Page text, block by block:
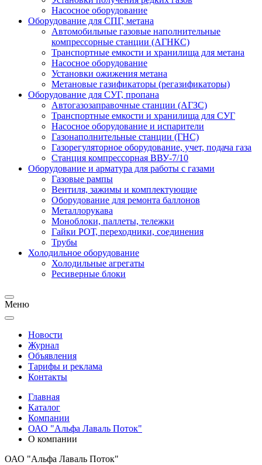
Насосное оборудование
Оборудование для СПГ, метана
Автомобильные газовые наполнительные
компрессорные станции (АГНКС)
Транспортные емкости и хранилища для метана
Насосное оборудование
Установки ожижения метана
Метановые газификаторы (регазификаторы)
Оборудование для СУГ, пропана
Автогазозаправочные станции (АГЗС)
Транспортные емкости и хранилища для СУГ
Насосное оборудование и испарители
Газонаполнительные станции (ГНС)
Газорегуляторное оборудование, учет, подача газа
Станция компрессорная ВВУ-7/10
Оборудование и арматура для работы с газами
Газовые рампы
Вентиля, зажимы и комплектующие
Оборудование для ремонта баллонов
Металлорукава
Моноблоки, паллеты, тележки
Гайки РОТ, переходники, соединения
Трубы
Холодильное оборудование
Холодильные агрегаты
Ресиверные блоки
Меню
Новости
Журнал
Объявления
Тарифы и реклама
Контакты
Главная
Каталог
Компании
ОАО "Альфа Лаваль Поток"
О компании
ОАО "Альфа Лаваль Поток"